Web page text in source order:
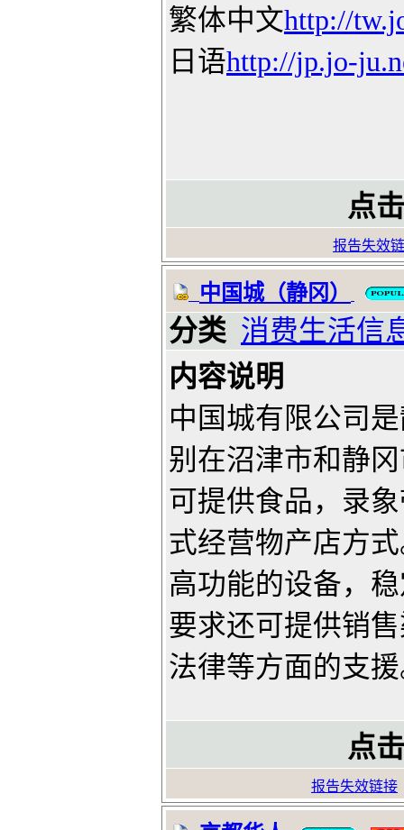
繁体中文http://
日语http://jp.jo-
点
报告失效
中国城（静冈）
分类 消费生活信
内容说明
中国城有限公司
别在沼津市和静
可提供食品，录
式经营物产店方
高功能的设备，
要求还可提供销
法律等方面的支
点
报告失效链接